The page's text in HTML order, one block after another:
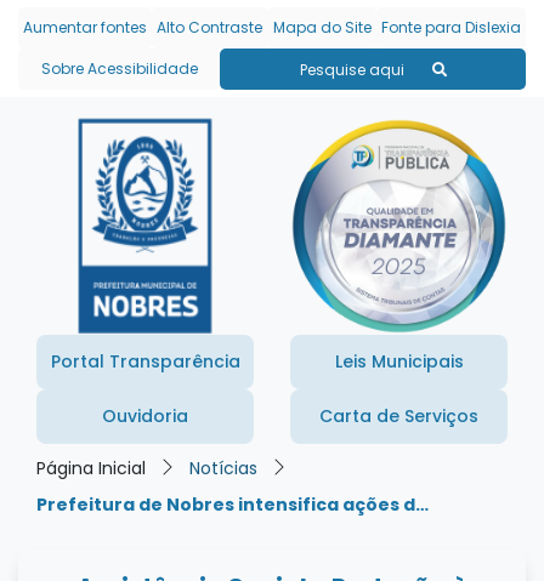
Seção de atalhos e
Ir para o conteúdo [alt+1]
Ir para o menu [alt+2]
Ir para a busca [alt+3]
Ir para o rodapé [alt+4]
Aumentar fontes Alto Contraste Mapa do Site Fonte para Dislexia
Sobre Acessibilidade
Pesquise aqui
Portal Transparência Leis Municipais
Ouvidoria Carta de Serviços
Página Inicial
Notícias
Prefeitura de Nobres intensifica ações d…